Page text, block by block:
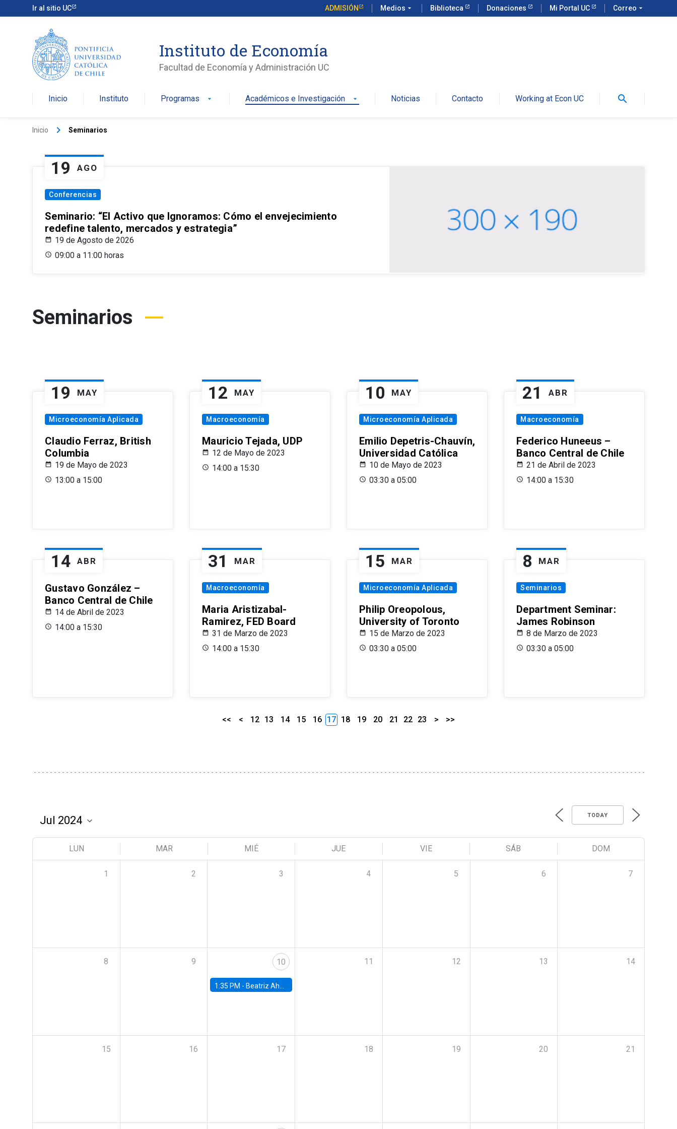
Ir al sitio UC ADMISIÓN Medios arrow_drop_down Biblioteca Donaciones Mi Portal UC Correo arrow_drop_down
Instituto de Economía
Facultad de Economía y Administración UC
Inicio Instituto Programas arrow_drop_down Académicos e Investigación arrow_drop_down Noticias Contacto Working at Econ UC search
Inicio keyboard_arrow_right Seminarios
19 AGO
Conferencias
Seminario: “El Activo que Ignoramos: Cómo el envejecimiento
redefine talento, mercados y estrategia”
19 de Agosto de 2026
09:00 a 11:00 horas
Seminarios
19 MAY
Microeconomía Aplicada
Claudio Ferraz, British
Columbia
19 de Mayo de 2023
13:00 a 15:00
12 MAY
Macroeconomía
Mauricio Tejada, UDP
12 de Mayo de 2023
14:00 a 15:30
10 MAY
Microeconomía Aplicada
Emilio Depetris-Chauvín,
Universidad Católica
10 de Mayo de 2023
03:30 a 05:00
21 ABR
Macroeconomía
Federico Huneeus –
Banco Central de Chile
21 de Abril de 2023
14:00 a 15:30
14 ABR
Gustavo González –
Banco Central de Chile
14 de Abril de 2023
14:00 a 15:30
31 MAR
Macroeconomía
Maria Aristizabal-
Ramirez, FED Board
31 de Marzo de 2023
14:00 a 15:30
15 MAR
Microeconomía Aplicada
Philip Oreopolous,
University of Toronto
15 de Marzo de 2023
03:30 a 05:00
8 MAR
Seminarios
Department Seminar:
James Robinson
8 de Marzo de 2023
03:30 a 05:00
<< < 12 13 14 15 16 17 18 19 20 21 22 23 > >>
TODAY
LUN MAR MIÉ JUE VIE SÁB DOM
1 2 3 4 5 6 7
8 9 10
1:35 PM - Beatriz Ahumada, PhD candidate, Universidad de Pittsburgh
11 12 13 14
15 16 17 18 19 20 21